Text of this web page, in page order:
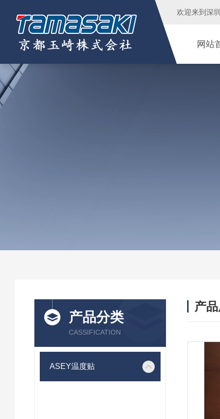
欢迎来到 深
网站
产品分类
CASSIFICATION
ASEY温度贴
产